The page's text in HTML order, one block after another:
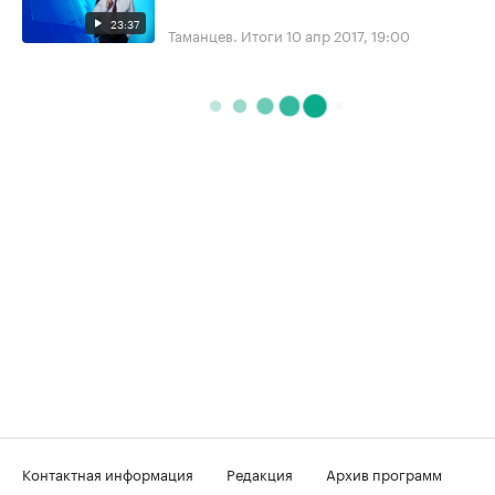
23:37 Таманцев. Итоги 10 апр 2017, 19:00
Контактная информация Редакция Архив программ